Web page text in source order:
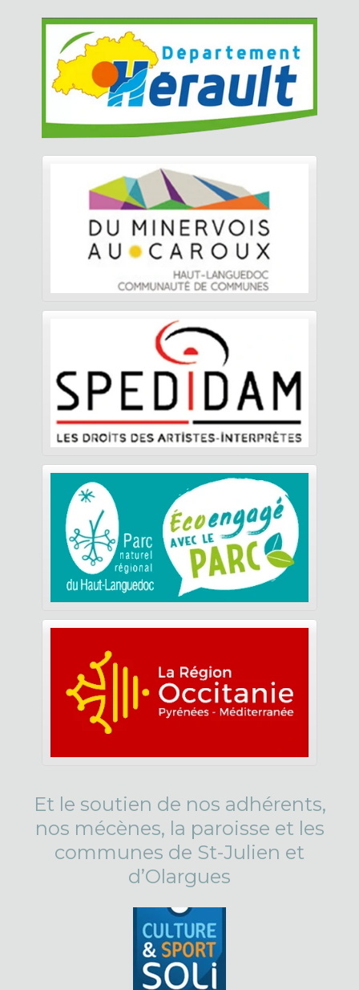
Et le soutien de nos adhérents,
nos mécènes, la paroisse et les
communes de St-Julien et
d’Olargues